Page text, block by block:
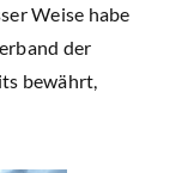
Weise habe
der
bewährt,